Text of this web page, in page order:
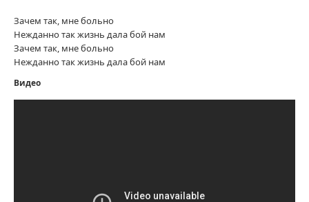
Зачем так, мне больно
Нежданно так жизнь дала бой нам
Зачем так, мне больно
Нежданно так жизнь дала бой нам
Видео